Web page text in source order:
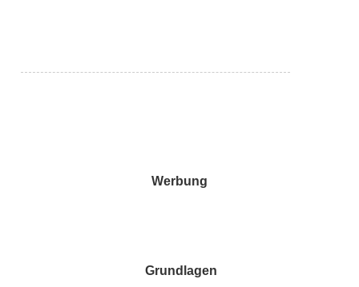
Werbung
Grundlagen